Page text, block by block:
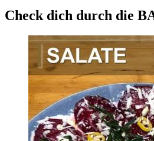
Check dich durch die